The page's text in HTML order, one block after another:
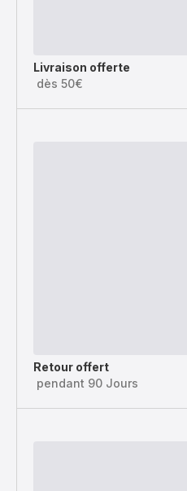
Livraison offerte
dès 50€
Retour offert
pendant 90 Jours